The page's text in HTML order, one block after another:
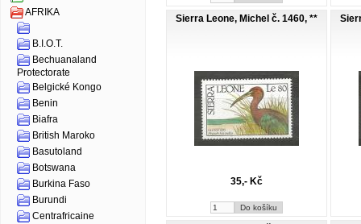
AFRIKA
B.I.O.T.
Bechuanaland
Protectorate
Belgické Kongo
Benin
Biafra
British Maroko
Basutoland
Botswana
Burkina Faso
Burundi
Centrafricaine
Sierra Leone, Michel č. 1460, **
35,- Kč